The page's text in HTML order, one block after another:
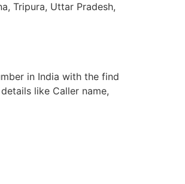
Tripura, Uttar Pradesh,
in India with the find
like Caller name,